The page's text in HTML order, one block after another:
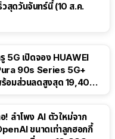
สุดวันจันทร์นี้ (10 ส.ค.
5G เปิดจอง HUAWEI
90s Series 5G+
อมส่วนลดสูงสุด 19,400
! ลำโพง AI ตัวใหม่จาก
ขนาดเท่าลูกฮอกกี้